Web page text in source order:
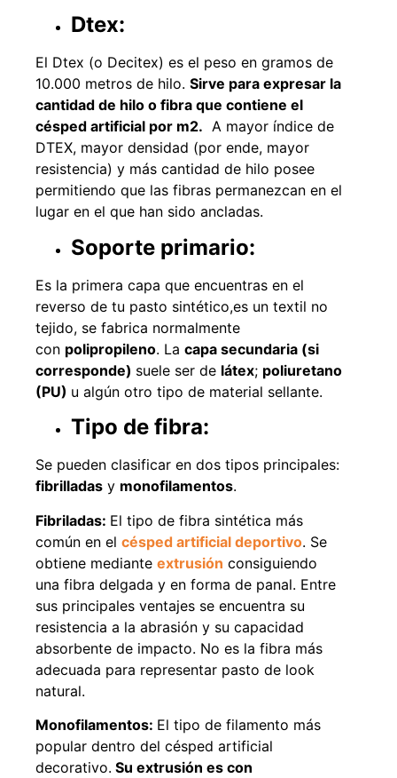
Dtex:
El Dtex (o Decitex) es el peso en gramos de
10.000 metros de hilo. Sirve para expresar la
cantidad de hilo o fibra que contiene el
césped artificial por m2. A mayor índice de
DTEX, mayor densidad (por ende, mayor
resistencia) y más cantidad de hilo posee
permitiendo que las fibras permanezcan en el
lugar en el que han sido ancladas.
Soporte primario:
Es la primera capa que encuentras en el
reverso de tu pasto sintético,es un textil no
tejido, se fabrica normalmente
con polipropileno. La capa secundaria (si
corresponde) suele ser de látex; poliuretano
(PU) u algún otro tipo de material sellante.
Tipo de fibra:
Se pueden clasificar en dos tipos principales:
fibrilladas y monofilamentos.
Fibriladas: El tipo de fibra sintética más
común en el césped artificial deportivo. Se
obtiene mediante extrusión consiguiendo
una fibra delgada y en forma de panal. Entre
sus principales ventajes se encuentra su
resistencia a la abrasión y su capacidad
absorbente de impacto. No es la fibra más
adecuada para representar pasto de look
natural.
Monofilamentos: El tipo de filamento más
popular dentro del césped artificial
decorativo. Su extrusión es con